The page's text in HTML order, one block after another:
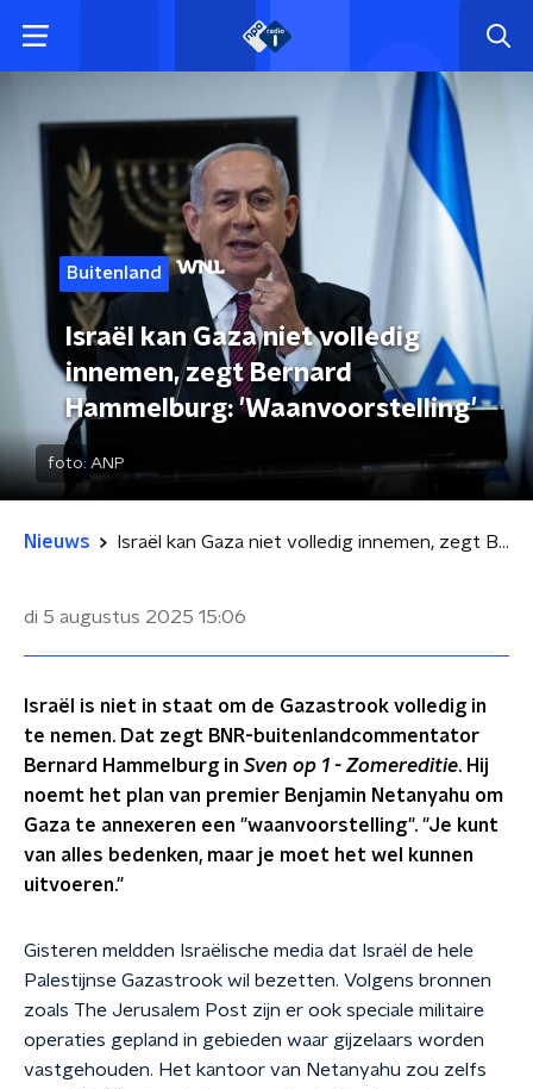
Buitenland
Israël kan Gaza niet volledig
innemen, zegt Bernard
Hammelburg: 'Waanvoorstelling'
foto: ANP
Nieuws Israël kan Gaza niet volledig innemen, zegt Bernard Hammelburg: 'Waanvoorstelling'
di 5 augustus 2025 15:06
Israël is niet in staat om de Gazastrook volledig in
te nemen. Dat zegt BNR-buitenlandcommentator
Bernard Hammelburg in Sven op 1 - Zomereditie. Hij
noemt het plan van premier Benjamin Netanyahu om
Gaza te annexeren een "waanvoorstelling". "Je kunt
van alles bedenken, maar je moet het wel kunnen
uitvoeren."
Gisteren meldden Israëlische media dat Israël de hele
Palestijnse Gazastrook wil bezetten. Volgens bronnen
zoals The Jerusalem Post zijn er ook speciale militaire
operaties gepland in gebieden waar gijzelaars worden
vastgehouden. Het kantoor van Netanyahu zou zelfs